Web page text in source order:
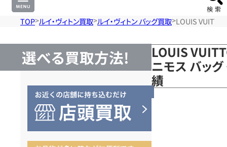
TOP ルイ・ヴィトン買取 ルイ・ヴィトン バッグ買取 LOUIS
選べる買取方法!
LOUIS
ニモス バッ
績